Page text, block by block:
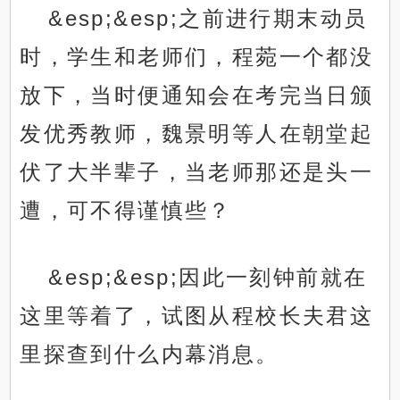
&esp;&esp;之前进行期末动员
时，学生和老师们，程菀一个都没
放下，当时便通知会在考完当日颁
发优秀教师，魏景明等人在朝堂起
伏了大半辈子，当老师那还是头一
遭，可不得谨慎些？
&esp;&esp;因此一刻钟前就在
这里等着了，试图从程校长夫君这
里探查到什么内幕消息。